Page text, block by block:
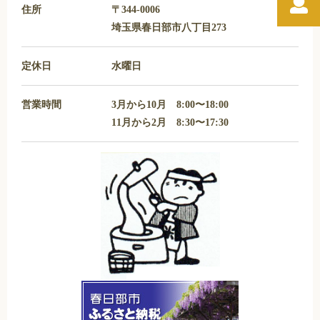
住所
〒344-0006
埼玉県春日部市八丁目273
定休日 水曜日
営業時間
3月から10月 8:00〜18:00
11月から2月 8:30〜17:30